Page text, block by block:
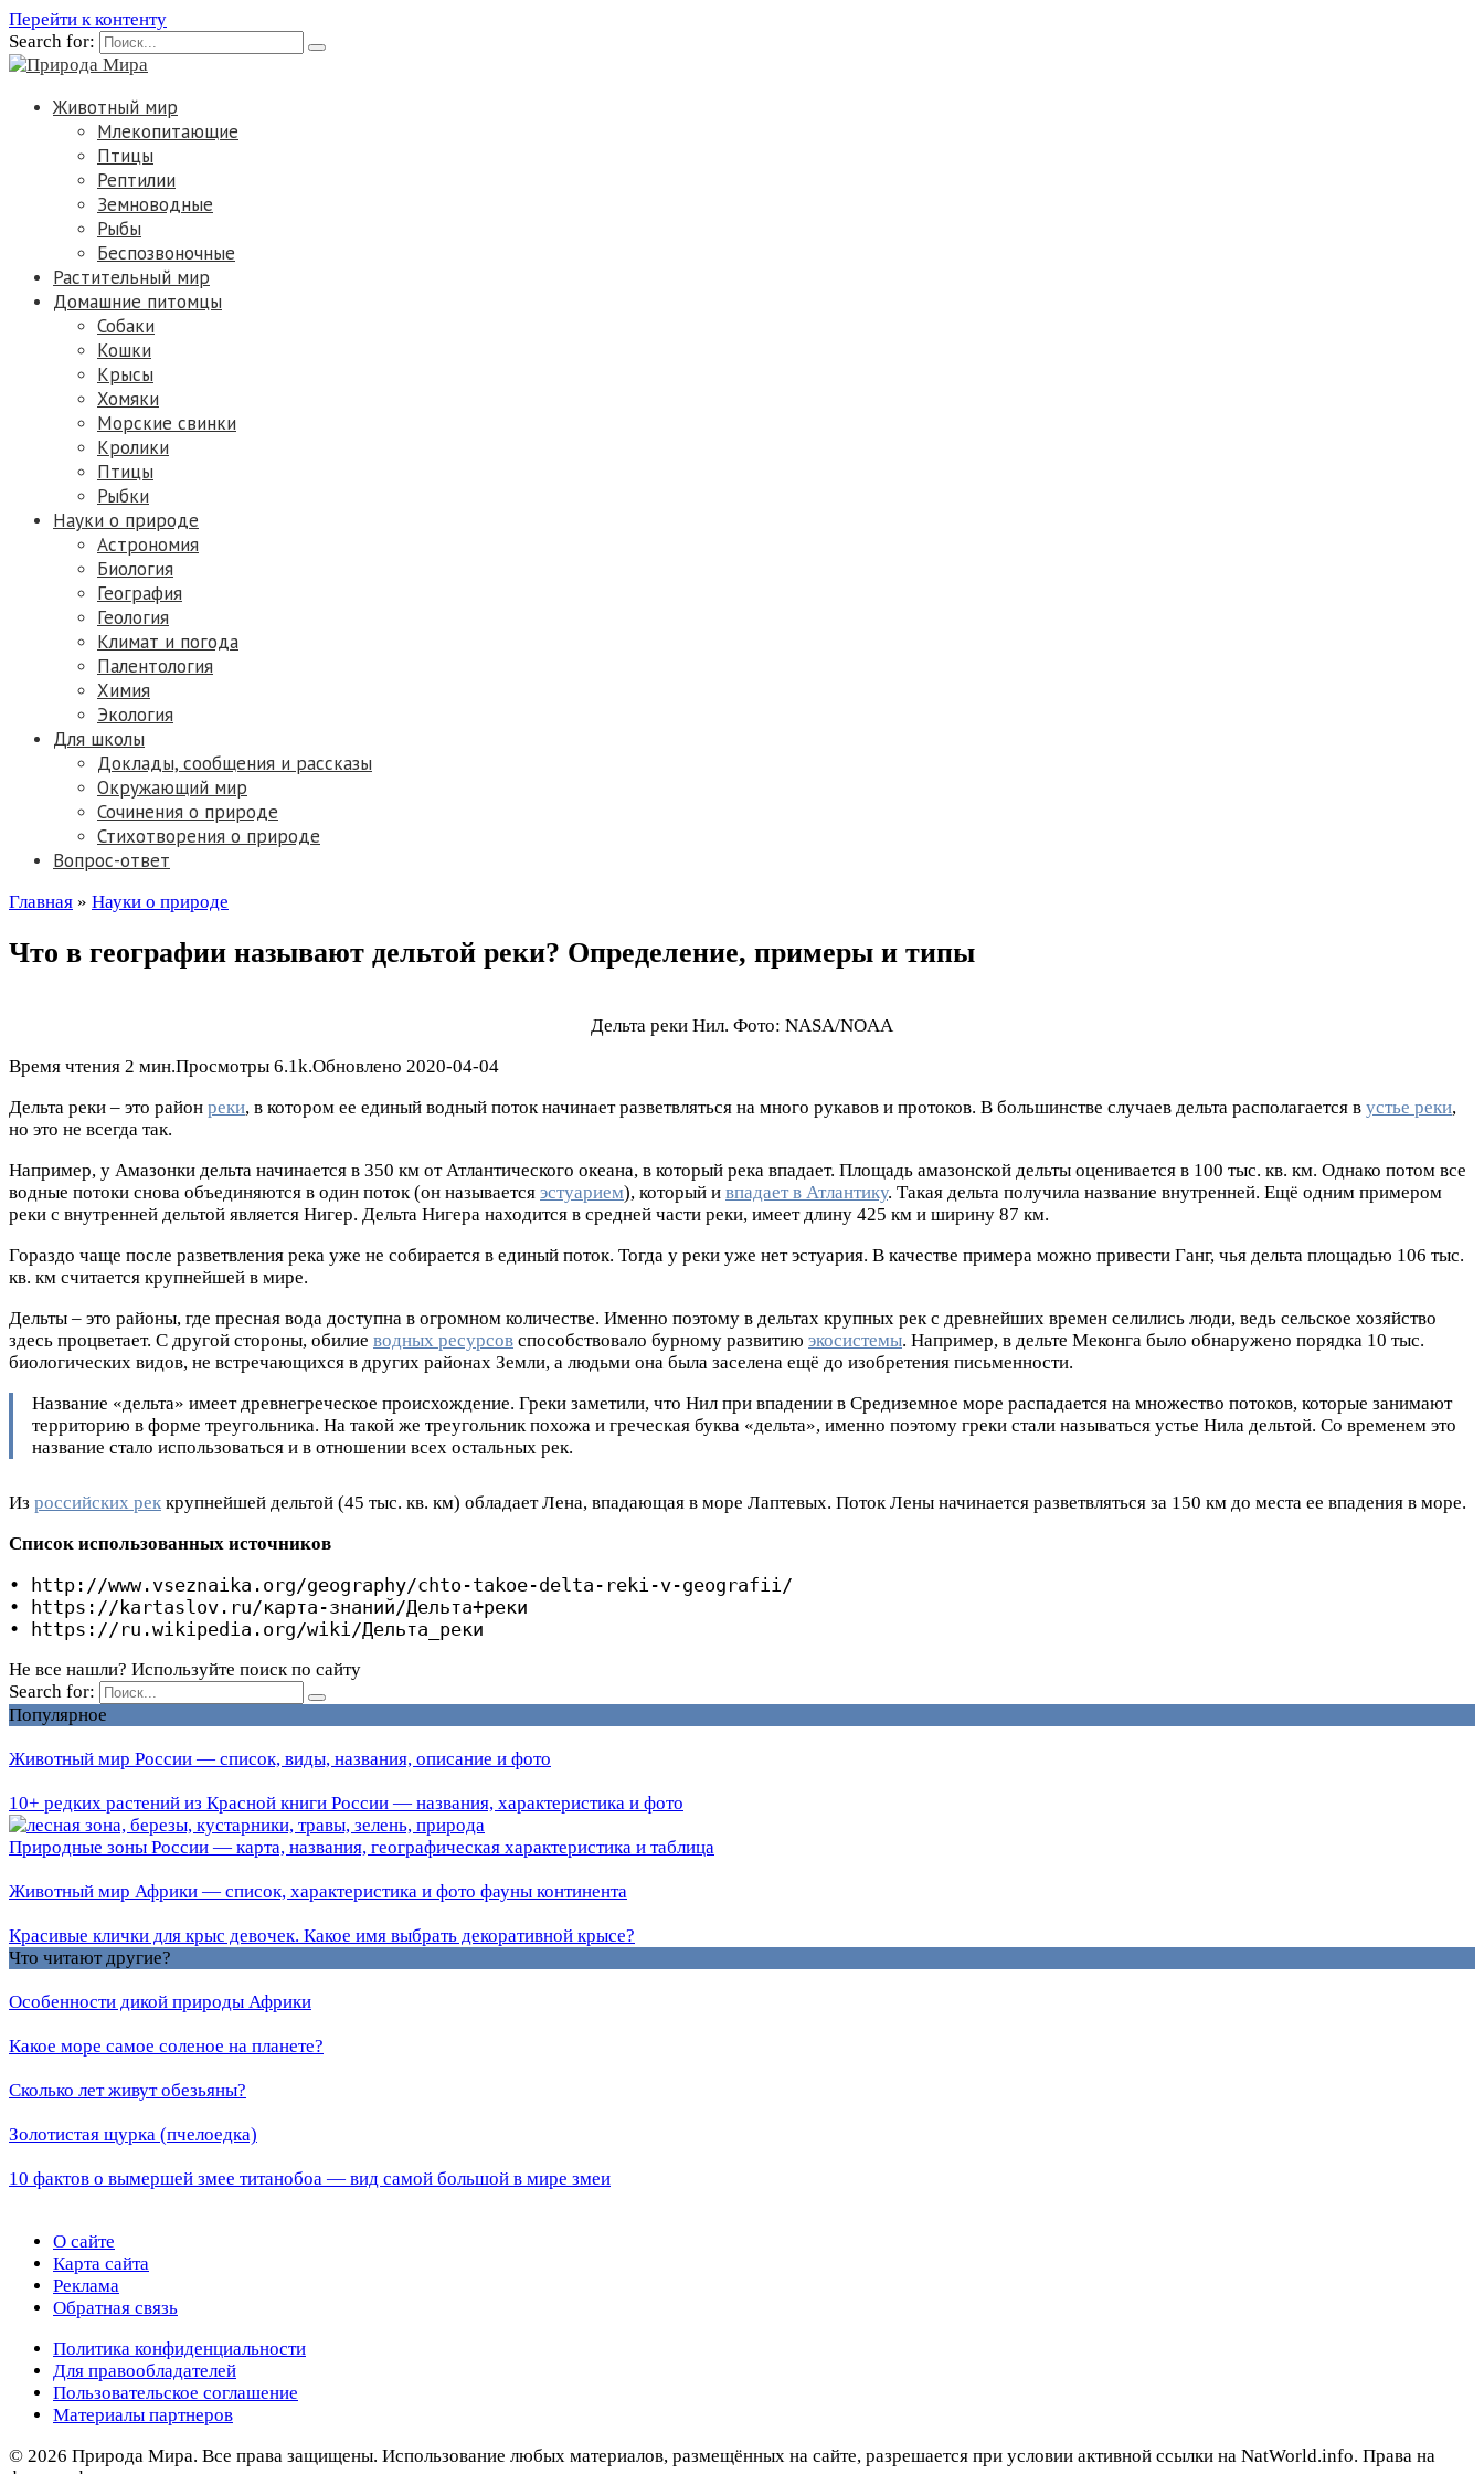
Перейти к контенту
Search for:
Животный мир
Млекопитающие
Птицы
Рептилии
Земноводные
Рыбы
Беспозвоночные
Растительный мир
Домашние питомцы
Собаки
Кошки
Крысы
Хомяки
Морские свинки
Кролики
Птицы
Рыбки
Науки о природе
Астрономия
Биология
География
Геология
Климат и погода
Палентология
Химия
Экология
Для школы
Доклады, сообщения и рассказы
Окружающий мир
Сочинения о природе
Стихотворения о природе
Вопрос-ответ
Главная » Науки о природе
Что в географии называют дельтой реки? Определение, примеры и типы
Дельта реки Нил. Фото: NASA/NOAA
Время чтения 2 мин.Просмотры 6.1k.Обновлено 2020-04-04
Дельта реки – это район реки, в котором ее единый водный поток начинает разветвляться на много рукавов и протоков. В большинстве случаев дельта располагается в устье реки,
но это не всегда так.
Например, у Амазонки дельта начинается в 350 км от Атлантического океана, в который река впадает. Площадь амазонской дельты оценивается в 100 тыс. кв. км. Однако потом все
водные потоки снова объединяются в один поток (он называется эстуарием), который и впадает в Атлантику. Такая дельта получила название внутренней. Ещё одним примером
реки с внутренней дельтой является Нигер. Дельта Нигера находится в средней части реки, имеет длину 425 км и ширину 87 км.
Гораздо чаще после разветвления река уже не собирается в единый поток. Тогда у реки уже нет эстуария. В качестве примера можно привести Ганг, чья дельта площадью 106 тыс.
кв. км считается крупнейшей в мире.
Дельты – это районы, где пресная вода доступна в огромном количестве. Именно поэтому в дельтах крупных рек с древнейших времен селились люди, ведь сельское хозяйство
здесь процветает. С другой стороны, обилие водных ресурсов способствовало бурному развитию экосистемы. Например, в дельте Меконга было обнаружено порядка 10 тыс.
биологических видов, не встречающихся в других районах Земли, а людьми она была заселена ещё до изобретения письменности.
Название «дельта» имеет древнегреческое происхождение. Греки заметили, что Нил при впадении в Средиземное море распадается на множество потоков, которые занимают
территорию в форме треугольника. На такой же треугольник похожа и греческая буква «дельта», именно поэтому греки стали называться устье Нила дельтой. Со временем это
название стало использоваться и в отношении всех остальных рек.
Из российских рек крупнейшей дельтой (45 тыс. кв. км) обладает Лена, впадающая в море Лаптевых. Поток Лены начинается разветвляться за 150 км до места ее впадения в море.
Список использованных источников
• http://www.vseznaika.org/geography/chto-takoe-delta-reki-v-geografii/
• https://kartaslov.ru/карта-знаний/Дельта+реки
• https://ru.wikipedia.org/wiki/Дельта_реки
Не все нашли? Используйте поиск по сайту
Search for:
Популярное
Животный мир России — список, виды, названия, описание и фото
10+ редких растений из Красной книги России — названия, характеристика и фото
Природные зоны России — карта, названия, географическая характеристика и таблица
Животный мир Африки — список, характеристика и фото фауны континента
Красивые клички для крыс девочек. Какое имя выбрать декоративной крысе?
Что читают другие?
Особенности дикой природы Африки
Какое море самое соленое на планете?
Сколько лет живут обезьяны?
Золотистая щурка (пчелоедка)
10 фактов о вымершей змее титанобоа — вид самой большой в мире змеи
О сайте
Карта сайта
Реклама
Обратная связь
Политика конфиденциальности
Для правообладателей
Пользовательское соглашение
Материалы партнеров
© 2026 Природа Мира. Все права защищены. Использование любых материалов, размещённых на сайте, разрешается при условии активной ссылки на NatWorld.info. Права на